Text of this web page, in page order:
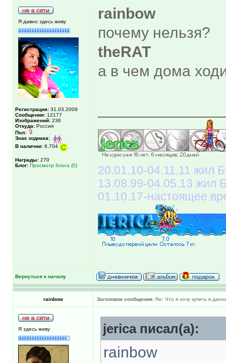
Я давно здесь живу
Регистрация: 31.03.2009
Сообщения: 12177
Изображений: 236
Откуда: Россия
Пол:
Знак зодиака:
В наличии: 6,704
Награды: 270
Блог: Просмотр блога (0)
rainbow
почему нельзя?
theRAT
а в чем дома
20.01.10-04.11.11 жил
13.08.99-04.05.13 жил
01.10.17-настоящее
Вернуться к началу
rainbow Заголовок сообщения: Re: Что я хочу купить в
Я здесь живу jerica писал(а):
rainbow